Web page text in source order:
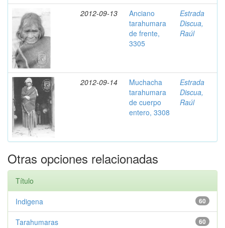
2012-09-13
Anciano
tarahumara
de frente,
3305
Estrada
Discua,
Raúl
2012-09-14
Muchacha
tarahumara
de cuerpo
entero, 3308
Estrada
Discua,
Raúl
Otras opciones relacionadas
Título
60
Indigena
60
Tarahumaras